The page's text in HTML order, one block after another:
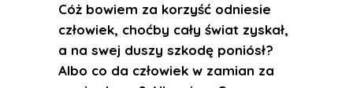
Cóż bowiem za korzyść odniesie
człowiek, choćby cały świat zyskał,
a na swej duszy szkodę poniósł?
Albo co da człowiek w zamian za